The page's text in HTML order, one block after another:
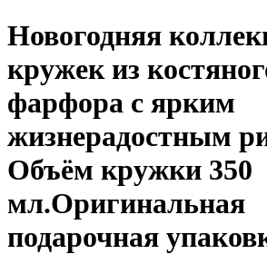
Новогодняя
кружек из
фарфора с ярким
жизнерадостным
Объём кружки 350
мл.Оригинальная
подарочная